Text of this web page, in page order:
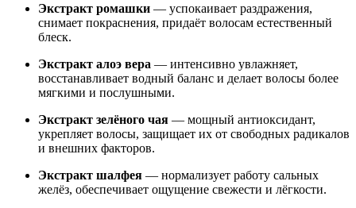
Экстракт ромашки — успокаивает раздражения,
снимает покраснения, придаёт волосам естественный
блеск.
Экстракт алоэ вера — интенсивно увлажняет,
восстанавливает водный баланс и делает волосы более
мягкими и послушными.
Экстракт зелёного чая — мощный антиоксидант,
укрепляет волосы, защищает их от свободных радикалов
и внешних факторов.
Экстракт шалфея — нормализует работу сальных
желёз, обеспечивает ощущение свежести и лёгкости.